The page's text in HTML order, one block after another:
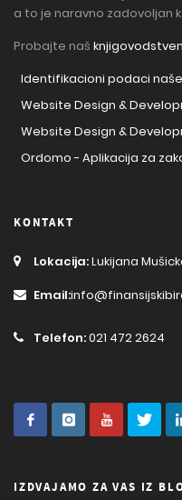
a to je naravno zadovoljan
Probajte naš
Identifikacioni podaci
Website Design &
Website Design &
Ordomo - Aplikacija za
KONTAKT
Lokacija:Lukijana
Email:
Telefon:021 472 2624
IZDVAJAMO ZA VAS IZ